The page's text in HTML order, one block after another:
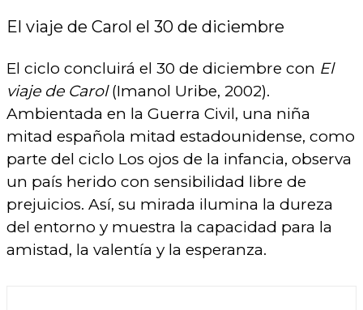
El viaje de Carol el 30 de diciembre
El ciclo concluirá el 30 de diciembre con El
viaje de Carol(Imanol Uribe, 2002).
Ambientada en la Guerra Civil, una niña
mitad española mitad estadounidense, como
parte del ciclo Los ojos de la infancia, observa
un país herido con sensibilidad libre de
prejuicios. Así, su mirada ilumina la dureza
del entorno y muestra la capacidad para la
amistad, la valentía y la esperanza.